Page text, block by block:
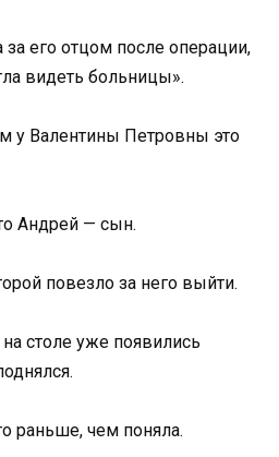
его отцом после операции,
видеть больницы».
у Валентины Петровны это
Андрей — сын.
повезло за него выйти.
столе уже появились
раньше, чем поняла.